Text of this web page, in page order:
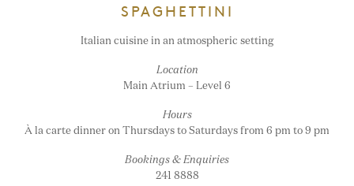
SPAGHETTINI
Italian cuisine in an atmospheric setting
Location
Main Atrium – Level 6
Hours
À la carte dinner on Thursdays to Saturdays from 6 pm to 9 pm
Bookings & Enquiries
241 8888